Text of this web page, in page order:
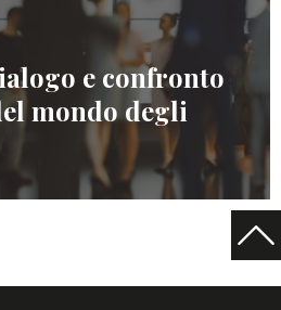
e confronto
mondo degli